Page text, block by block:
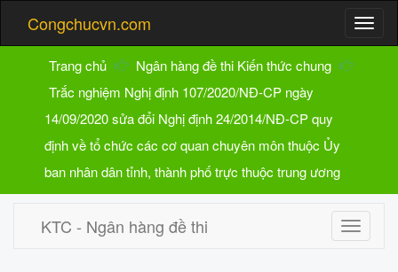
Congchucvn.com
Trang chủ
Ngân hàng đề thi Kiến thức chung
Trắc nghiệm Nghị định 107/2020/NĐ-CP ngày
14/09/2020 sửa đổi Nghị định 24/2014/NĐ-CP quy
định về tổ chức các cơ quan chuyên môn thuộc Ủy
ban nhân dân tỉnh, thành phố trực thuộc trung ương
KTC - Ngân hàng đề thi